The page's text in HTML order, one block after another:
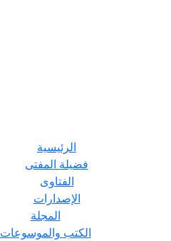
الرئيسية
فضيلة المفتى
الفتاوى
الإصدارات
المجلة
الكتب والموسوعات